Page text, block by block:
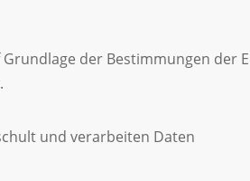
der Bestimmungen der
und verarbeiten Daten